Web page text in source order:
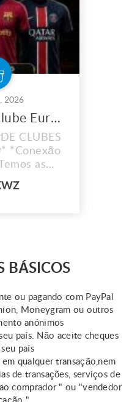
2026
Camisas de Clube Europeu
CLUBES
*Conexão
as
BÁSICOS
ou pagando com PayPal
Moneygram ou outros
anónimos
país. Não aceite cheques
país
qualquer transação,nem
de transações, serviços de
comprador " ou "vendedor